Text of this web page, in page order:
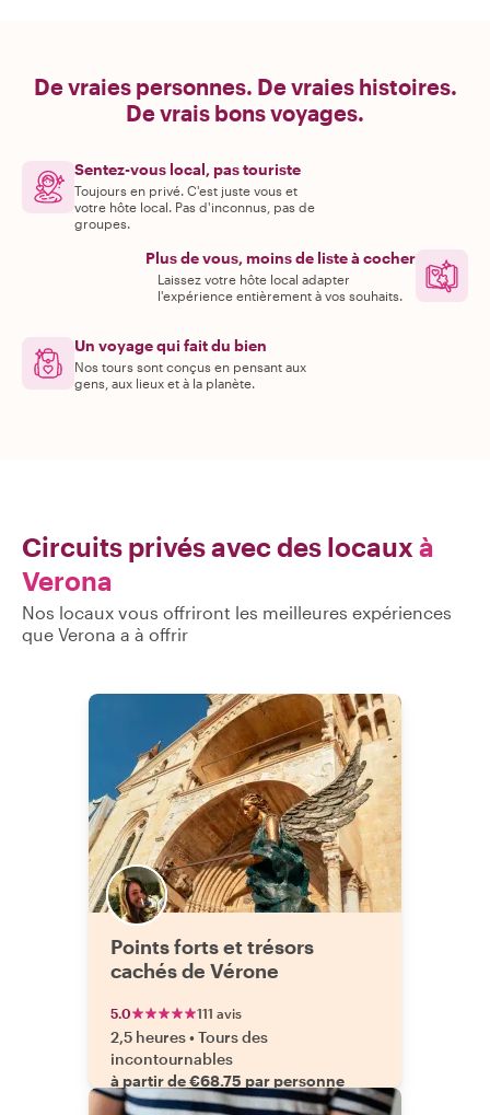
De vraies personnes. De vraies histoires.
De vrais bons voyages.
Sentez-vous local, pas touriste
Toujours en privé. C'est juste vous et
votre hôte local. Pas d'inconnus, pas de
groupes.
Plus de vous, moins de liste à cocher
Laissez votre hôte local adapter
l'expérience entièrement à vos souhaits.
Un voyage qui fait du bien
Nos tours sont conçus en pensant aux
gens, aux lieux et à la planète.
Circuits privés avec des locaux à
Verona
Nos locaux vous offriront les meilleures expériences
que Verona a à offrir
Points forts et trésors
cachés de Vérone
5.0 111 avis
2,5 heures•Tours des
incontournables
à partir de €68.75 par personne